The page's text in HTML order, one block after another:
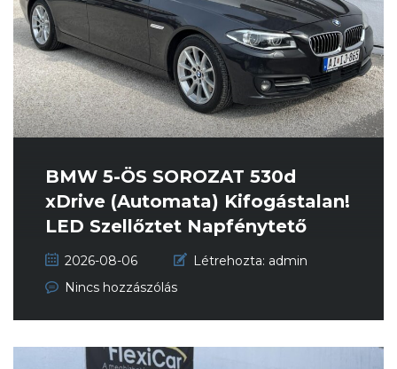
BMW 5-ÖS SOROZAT 530d
xDrive (Automata) Kifogástalan!
LED Szellőztet Napfénytető
HUD...
2026-08-06 Létrehozta: admin
Nincs hozzászólás